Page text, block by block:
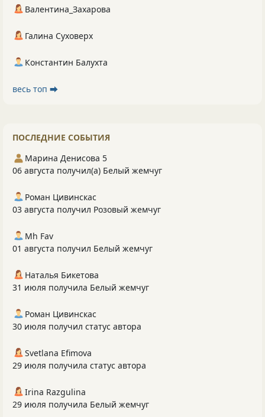
Валентина_Захарова
Галина Суховерх
Константин Балухта
весь топ ⮕
ПОСЛЕДНИЕ СОБЫТИЯ
Марина Денисова 5
06 августа получил(а) Белый жемчуг
Роман Цивинскас
03 августа получил Розовый жемчуг
Mh Fav
01 августа получил Белый жемчуг
Наталья Бикетова
31 июля получила Белый жемчуг
Роман Цивинскас
30 июля получил статус автора
Svetlana Efimova
29 июля получила статус автора
Irina Razgulina
29 июля получила Белый жемчуг